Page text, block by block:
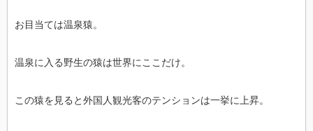
お目当ては温泉猿。
温泉に入る野生の猿は世界にここだけ。
この猿を見ると外国人観光客のテンションは一挙に上昇。